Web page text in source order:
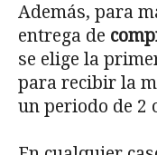
Además, para
entrega de
se elige la
para recibir la
un periodo de 2